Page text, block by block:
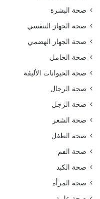
صحة البشرة
صحة الجهاز التنفسي
صحة الجهاز الهضمي
صحة الحامل
صحة الحيوانات الأليفة
صحة الرجال
صحة الرجل
صحة الشعر
صحة الطفل
صحة الفم
صحة الكبد
صحة المرأة